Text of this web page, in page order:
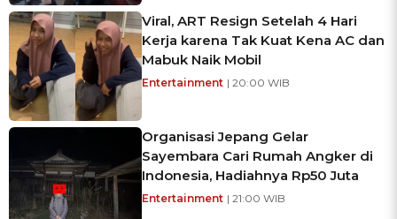
Viral, ART Resign Setelah 4 Hari
Kerja karena Tak Kuat Kena AC dan
Mabuk Naik Mobil
Entertainment | 20:00 WIB
Organisasi Jepang Gelar
Sayembara Cari Rumah Angker di
Indonesia, Hadiahnya Rp50 Juta
Entertainment | 21:00 WIB